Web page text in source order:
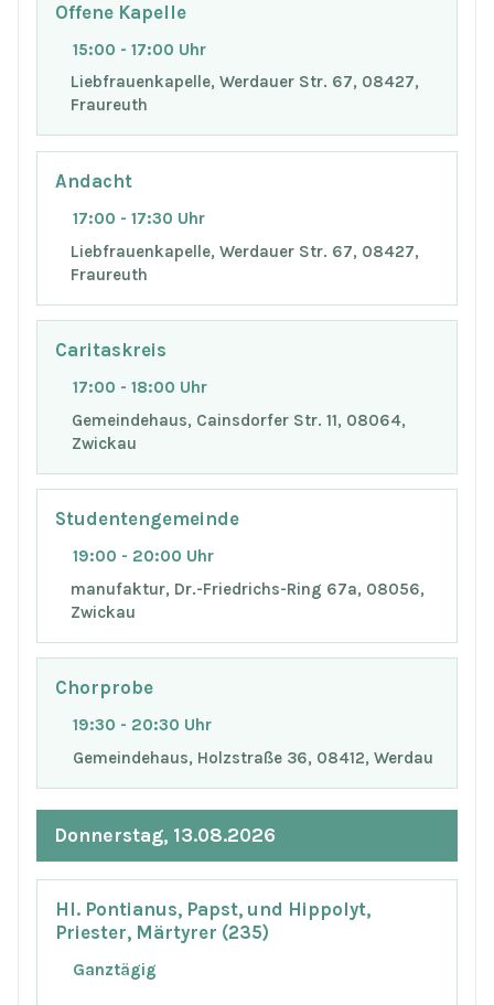
Offene Kapelle
15:00 - 17:00 Uhr
Liebfrauenkapelle, Werdauer Str. 67, 08427,
Fraureuth
Andacht
17:00 - 17:30 Uhr
Liebfrauenkapelle, Werdauer Str. 67, 08427,
Fraureuth
Caritaskreis
17:00 - 18:00 Uhr
Gemeindehaus, Cainsdorfer Str. 11, 08064,
Zwickau
Studentengemeinde
19:00 - 20:00 Uhr
manufaktur, Dr.-Friedrichs-Ring 67a, 08056,
Zwickau
Chorprobe
19:30 - 20:30 Uhr
Gemeindehaus, Holzstraße 36, 08412, Werdau
Donnerstag, 13.08.2026
Hl. Pontianus, Papst, und Hippolyt,
Priester, Märtyrer (235)
Ganztägig